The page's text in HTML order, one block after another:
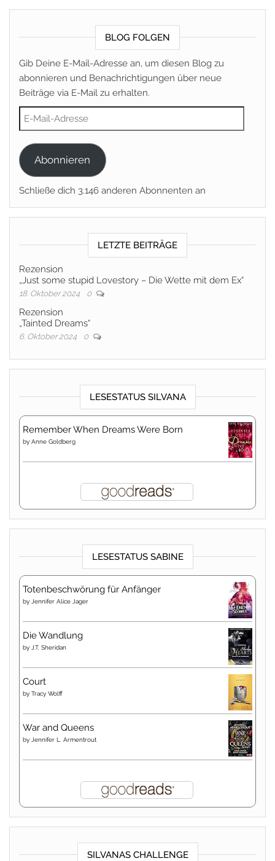
BLOG FOLGEN
Gib Deine E-Mail-Adresse an, um diesen Blog zu
abonnieren und Benachrichtigungen über neue
Beiträge via E-Mail zu erhalten.
E-Mail-Adresse
Abonnieren
Schließe dich 3.146 anderen Abonnenten an
LETZTE BEITRÄGE
Rezension
„Just some stupid Lovestory – Die Wette mit dem Ex“
18. Oktober 2024 0
Rezension
„Tainted Dreams“
6. Oktober 2024 0
LESESTATUS SILVANA
Remember When Dreams Were Born
by Anne Goldberg
LESESTATUS SABINE
Totenbeschwörung für Anfänger
by Jennifer Alice Jager
Die Wandlung
by J.T. Sheridan
Court
by Tracy Wolff
War and Queens
by Jennifer L. Armentrout
SILVANAS CHALLENGE